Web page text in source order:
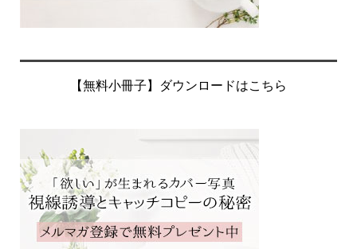
【無料小冊子】ダウンロードはこちら